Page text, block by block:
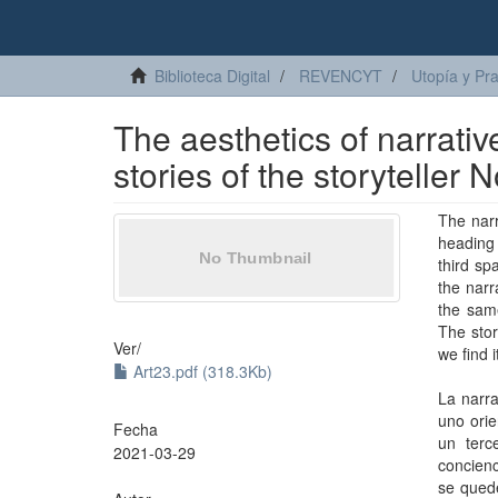
Biblioteca Digital REVENCYT Utopía y
The aesthetics of
stories of the storyteller
Ver/
Art23.pdf (318.3Kb)
Fecha
2021-03-29
The
third
the
the
The
we find
La
uno
un
se